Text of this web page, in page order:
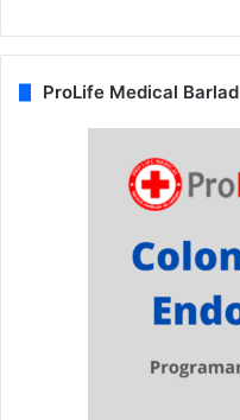
ProLife Medical Barlad